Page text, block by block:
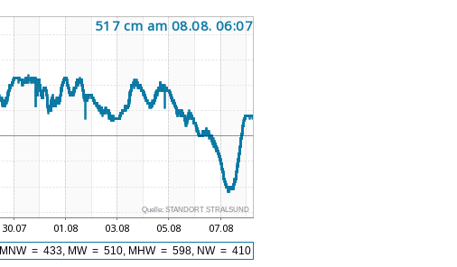
Quelle: STANDORT STRALSUND
MNW = 433, MW = 510, MHW = 598, NW = 410